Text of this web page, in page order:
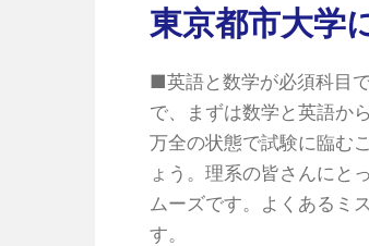
東京都市大学
■英語と数学が必須科目
で、まずは数学と英語か
万全の状態で試験に臨む
ょう。理系の皆さんにと
ムーズです。よくあるミ
す。